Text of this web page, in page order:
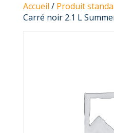
Accueil / Produit
Carré noir 2.1 L